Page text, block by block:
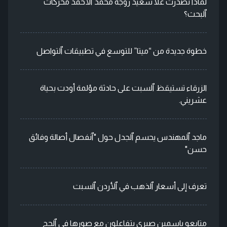
ٱلبحث؟
خطوة جديدة من “ميتا” للتوسع في تطبيقات ٱلتواصل
الزرقاء تستيقظ ٱلسبت على حادثة مؤلمة أودت بحياة
عشريني.
ماجد ٱلمهندس يحسم ٱلجدل حول "ٱنفصال أصالة وفائق
حسن"
تعرف إلى أسعار ٱلذهب في ٱلأردن ٱلسبت
متابعو ياسمين صبري يتفاعلون مع صورها في ٱلحج